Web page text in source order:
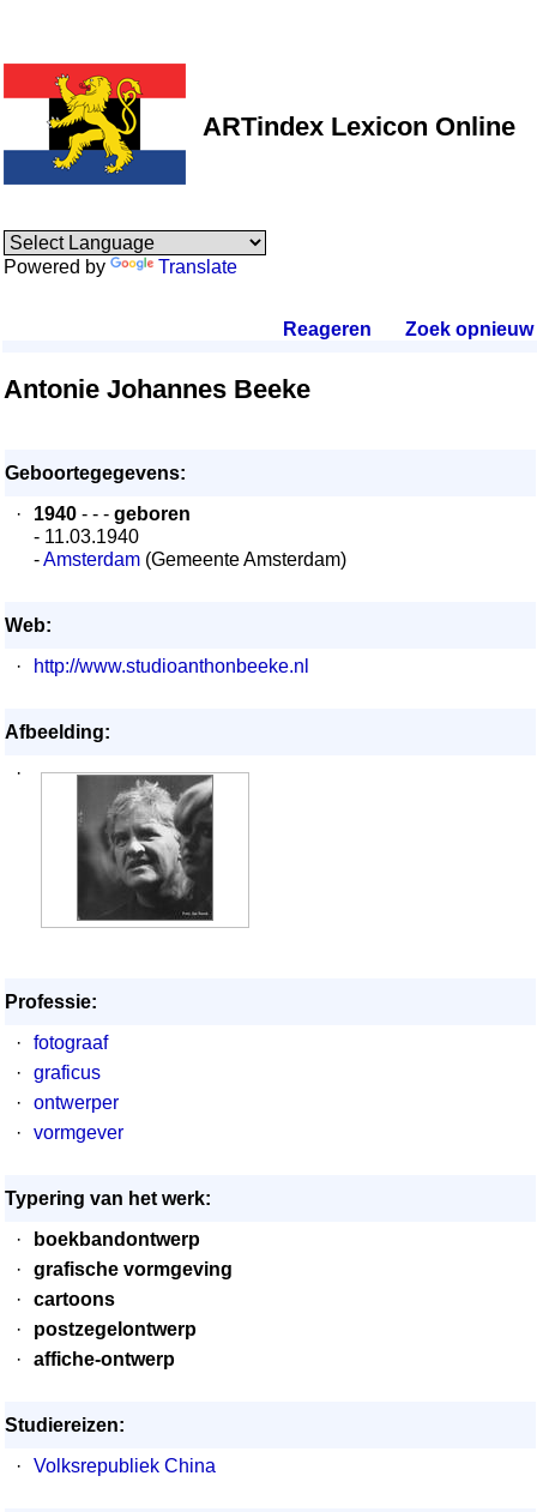
ARTindex Lexicon Online
Powered by Translate
Reageren Zoek opnieuw.
Antonie Johannes Beeke
Geboortegegevens:
·
1940 - - - geboren
- 11.03.1940
-Amsterdam (Gemeente Amsterdam)
Web:
·
http://www.studioanthonbeeke.nl
Afbeelding:
·
Professie:
·
fotograaf
·
graficus
·
ontwerper
·
vormgever
Typering van het werk:
·
boekbandontwerp
·
grafische vormgeving
·
cartoons
·
postzegelontwerp
·
affiche-ontwerp
Studiereizen:
·
Volksrepubliek China